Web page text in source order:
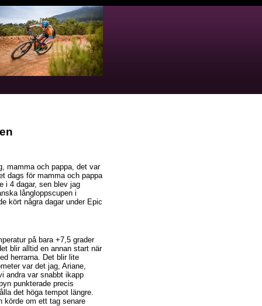
mamma och pappa, det var
dags för mamma och pappa
i 4 dagar, sen blev jag
långloppscupen i
kört några dagar under Epic
på bara +7,5 grader
blir alltid en annan start när
herrarna. Det blir lite
var det jag, Ariane,
andra var snabbt ikapp
punkterade precis
det höga tempot längre.
körde om ett tag senare